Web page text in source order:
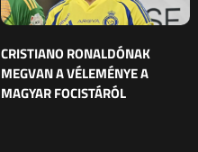
CRISTIANO RONALDÓNAK
MEGVAN A VÉLEMÉNYE A
MAGYAR FOCISTÁRÓL